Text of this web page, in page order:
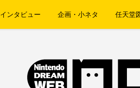
インタビュー 企画・小ネタ 任天堂